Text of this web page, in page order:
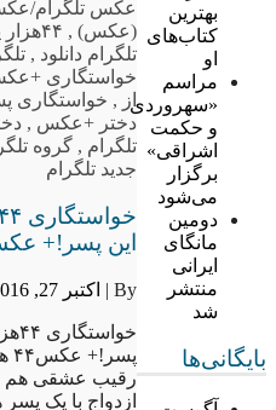
بهترین
کتاب‌های
او
مراسم
«سهروردی
و حکمت
اشراقی»
برگزار
می‌شود
دومین
مانگای
ایرانی
منتشر
شد
بایگانی‌ها
عکس تلگرام/
(عکس), ۴۴هزار پسر!
تلگرام دانلود ,
خواستگاری
از , خواستگاری
دختر +عکس ,
تلگرام , گروه
جدید تلگرام
این پسر!+
By | اکتبر 27, 2016
رقیب عشقی هم
ازدواج با یک